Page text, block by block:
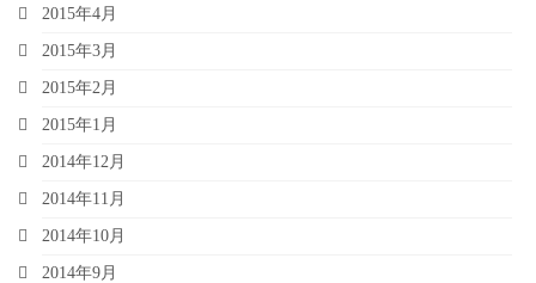
2015年4月
2015年3月
2015年2月
2015年1月
2014年12月
2014年11月
2014年10月
2014年9月